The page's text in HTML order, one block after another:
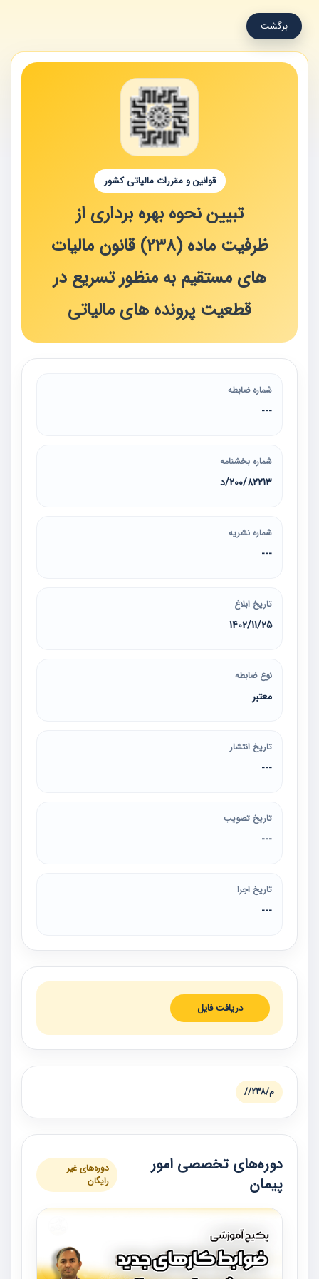
برگشت
قوانین و مقررات مالیاتی کشور
تبیین نحوه بهره برداری از
ظرفیت ماده (238) قانون مالیات
های مستقیم به منظور تسریع در
قطعیت پرونده های مالیاتی
شماره ضابطه
---
شماره بخشنامه
200/82213/د
شماره نشریه
---
تاریخ ابلاغ
1402/11/25
نوع ضابطه
معتبر
تاریخ انتشار
---
تاریخ تصویب
---
تاریخ اجرا
---
دریافت فایل
م/238//
دوره‌های تخصصی امور
پیمان
دوره‌های غیر
رایگان